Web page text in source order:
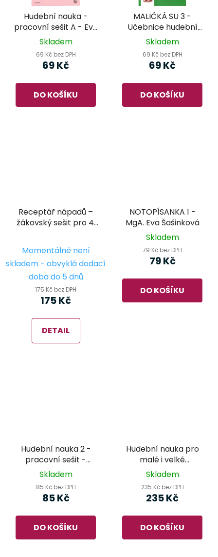
Hudební nauka -
pracovní sešit A - Eva
Klein
Skladem
69 Kč bez DPH
69 Kč
DO KOŠÍKU
MALIČKÁ SU 3 -
Učebnice hudební
vychovy pro děti
školy
Skladem
69 Kč bez DPH
69 Kč
DO KOŠÍKU
Receptář nápadů –
žákovský sešit pro 4.
hodnocení
produktu
je
5,0
5
hvězdiček.
Momentálně není
skladem - obvyklá dodací
doba do 5 dnů
175 Kč bez DPH
175 Kč
DETAIL
NOTOPÍSANKA 1 -
MgA. Eva Šašinková
Skladem
79 Kč bez DPH
79 Kč
DO KOŠÍKU
Hudební nauka 2 -
pracovní sešit -
Martin Vozar (2011)
Skladem
85 Kč bez DPH
85 Kč
DO KOŠÍKU
Hudební nauka pro
malé i velké
muzikanty 1 - Dagmar
Lisá
Skladem
235 Kč bez DPH
235 Kč
DO KOŠÍKU